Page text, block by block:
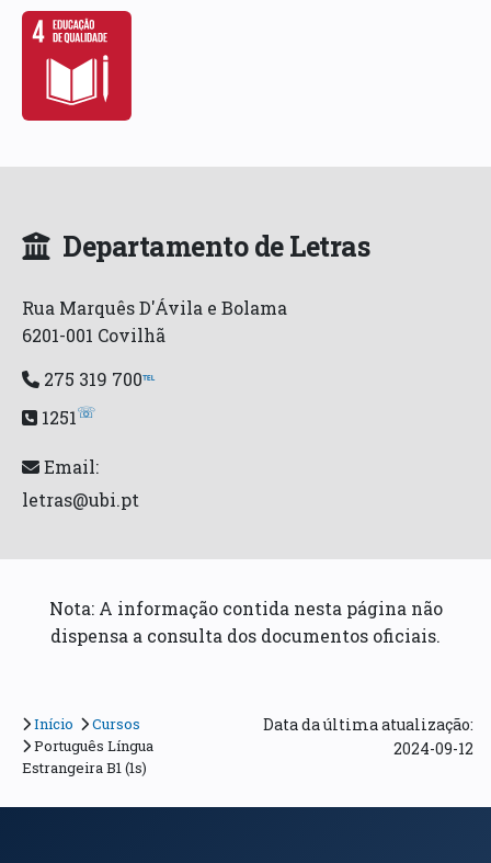
Departamento de Letras
Rua Marquês D'Ávila e Bolama
6201-001 Covilhã
275 319 700℡
1251☏
Email:
letras@ubi.pt
Nota: A informação contida nesta página não
dispensa a consulta dos documentos oficiais.
Início
Cursos
Português Língua
Estrangeira B1 (1s)
Data da última atualização:
2024-09-12